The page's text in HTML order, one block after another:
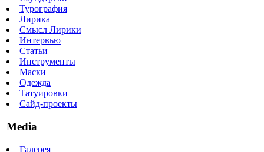
Турография
Лирика
Смысл Лирики
Интервью
Статьи
Инструменты
Маски
Одежда
Татуировки
Сайд-проекты
Media
Галерея